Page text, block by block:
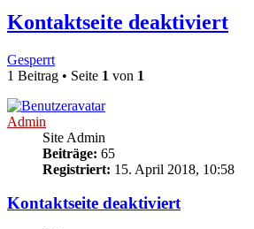
Kontaktseite deaktiviert
Gesperrt
1 Beitrag • Seite 1 von 1
Admin
Site Admin
Beiträge: 65
Registriert: 15. April 2018, 10:58
Kontaktseite deaktiviert